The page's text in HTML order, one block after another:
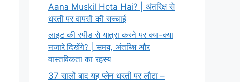
Aana Muskil Hota Hai? | अंतरिक्ष से
धरती पर वापसी की सच्चाई
लाइट की स्पीड से यात्रा करने पर क्या-क्या
नजारे दिखेंगे? | समय, अंतरिक्ष और
वास्तविकता का रहस्य
37 सालों बाद यह प्लेन धरती पर लौटा –